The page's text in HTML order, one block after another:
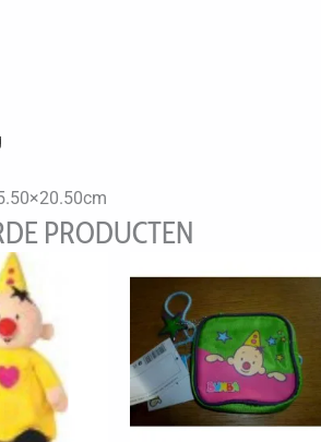
PRODUCTEN